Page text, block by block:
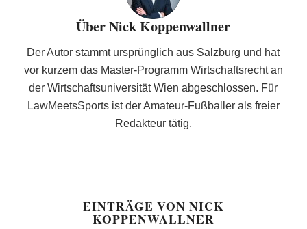
ÜberNick Koppenwallner
Der Autor stammt ursprünglich aus Salzburg und hat
vor kurzem das Master-Programm Wirtschaftsrecht an
der Wirtschaftsuniversität Wien abgeschlossen. Für
LawMeetsSports ist der Amateur-Fußballer als freier
Redakteur tätig.
EINTRÄGE VON NICK
KOPPENWALLNER